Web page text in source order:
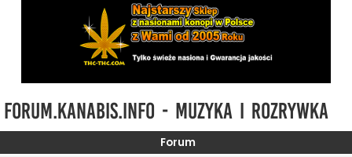
Forum.kanabis.info - Muzyka i Rozrywka
Forum